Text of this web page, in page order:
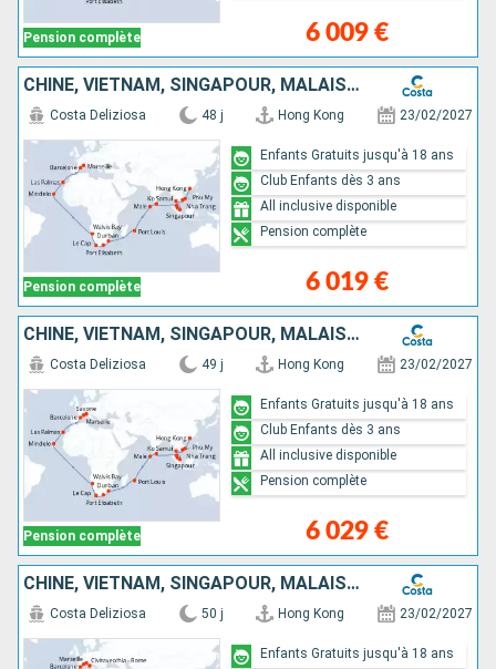
Pension complète 6 009 €
CHINE, VIETNAM, SINGAPOUR, MALAISIE, SRI LANKA, MALDIVES, MAURICE, AFRIQUE DU SUD, NAMIBIA, CAP VERT, CANARIES, ESPAGNE, FRANCE
Pension complète
Costa Deliziosa 48 j Hong Kong 23/02/2027
6 019 €
Enfants Gratuits jusqu'à 18 ans
Club Enfants dès 3 ans
All inclusive disponible
Pension complète
CHINE, VIETNAM, SINGAPOUR, MALAISIE, SRI LANKA, MALDIVES, MAURICE, AFRIQUE DU SUD, NAMIBIA, CAP VERT, CANARIES, ESPAGNE, FRANCE, ITALIE
Pension complète
Costa Deliziosa 49 j Hong Kong 23/02/2027
6 029 €
Enfants Gratuits jusqu'à 18 ans
Club Enfants dès 3 ans
All inclusive disponible
Pension complète
CHINE, VIETNAM, SINGAPOUR, MALAISIE, SRI LANKA, MALDIVES, MAURICE, AFRIQUE DU SUD, NAMIBIA, CAP VERT, CANARIES, ESPAGNE, FRANCE, ITALIE
Costa Deliziosa 50 j Hong Kong 23/02/2027
Enfants Gratuits jusqu'à 18 ans